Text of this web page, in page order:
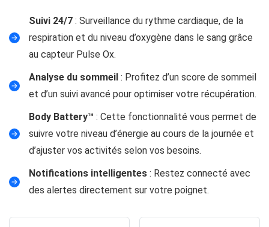
Suivi 24/7 : Surveillance du rythme cardiaque, de la
respiration et du niveau d’oxygène dans le sang grâce
au capteur Pulse Ox.
Analyse du sommeil : Profitez d’un score de sommeil
et d’un suivi avancé pour optimiser votre récupération.
Body Battery™ : Cette fonctionnalité vous permet de
suivre votre niveau d’énergie au cours de la journée et
d’ajuster vos activités selon vos besoins.
Notifications intelligentes : Restez connecté avec
des alertes directement sur votre poignet.